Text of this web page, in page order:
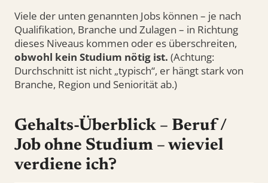
Viele der unten genannten Jobs können – je nach
Qualifikation, Branche und Zulagen – in Richtung
dieses Niveaus kommen oder es überschreiten,
obwohl kein Studium nötig ist. (Achtung:
Durchschnitt ist nicht „typisch“, er hängt stark von
Branche, Region und Seniorität ab.)
Gehalts-Überblick – Beruf /
Job ohne Studium – wieviel
verdiene ich?